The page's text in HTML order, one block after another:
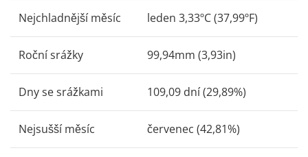
Nejchladnější měsíc leden 3,33ºC (37,99ºF)
Roční srážky 99,94mm (3,93in)
Dny se srážkami 109,09 dní (29,89%)
Nejsušší měsíc červenec (42,81%)